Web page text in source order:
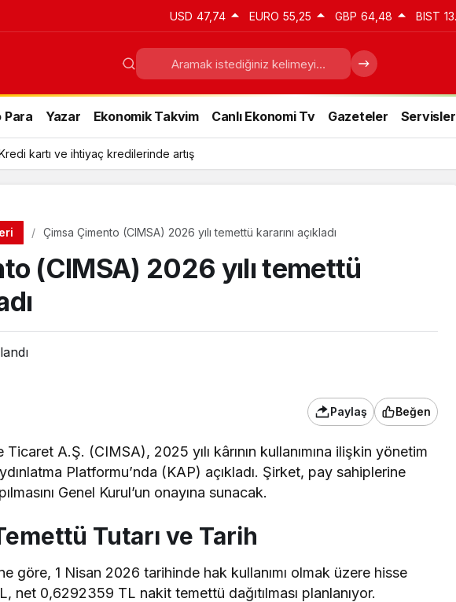
USD 47,74 EURO 55,25 GBP 64,48 BIST
Para Yazar Ekonomik Takvim Canlı Ekonomi Tv Gazeteler Servisler
kartı ve ihtiyaç kredilerinde artış
Çimsa Çimento (CIMSA) 2026 yılı temettü kararını açıkladı
(CIMSA) 2026 yılı temettü
Paylaş Beğen
A.Ş. (CIMSA), 2025 yılı kârının kullanımına ilişkin yönetim
Platformu’nda (KAP) açıkladı. Şirket, pay sahiplerine
Genel Kurul’un onayına sunacak.
Tutarı ve Tarih
göre, 1 Nisan 2026 tarihinde hak kullanımı olmak üzere hisse
net 0,6292359 TL nakit temettü dağıtılması planlanıyor.